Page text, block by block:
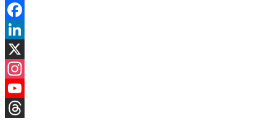
Facebook
LinkedIn
X
Instagram
YouTube